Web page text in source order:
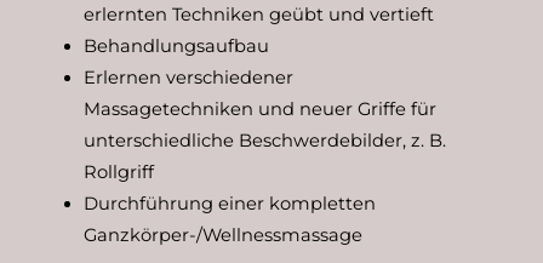
erlernten Techniken geübt und vertieft
Behandlungsaufbau
Erlernen verschiedener
Massagetechniken und neuer Griffe für
unterschiedliche Beschwerdebilder, z. B.
Rollgriff
Durchführung einer kompletten
Ganzkörper-/Wellnessmassage